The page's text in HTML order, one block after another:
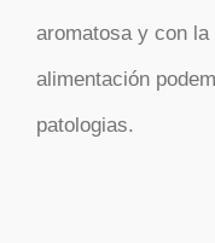
aromatosa y con
alimentación
patologias.